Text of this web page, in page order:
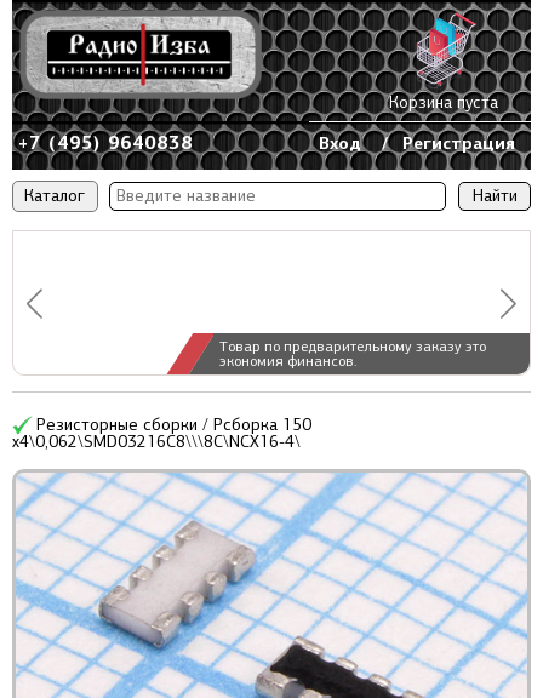
Каталог
Товар по предварительному заказу это
экономия финансов.
+7 (495) 9640838 Вход / Регистрация
Корзина пуста
Резисторные сборки / Рсборка 150
x4\0,062\SMD03216C8\\\8C\NCX16-4\